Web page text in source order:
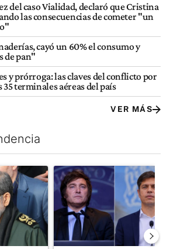
del caso Vialidad, declaró que Cristina
las consecuencias de cometer "un
cayó un 60% el consumo y
de pan"
y prórroga: las claves del conflicto por
35 terminales aéreas del país
VER MÁS
artículos con más comentarios en los
con el título "Irán nombró al ideólogo
Un artículo de tendencia con